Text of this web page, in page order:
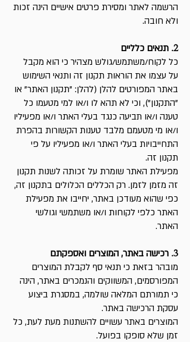
הרשמה לאתר ומסירת פרטים אישיים הינה זכות
ולא חובה.
2. ​ תנאים כלליים
כל לקוח/משתמש/גולש מצהיר כי הוא מקבל
על עצמו את הוראות תקנון זה ותנאי השימוש
באתר המפורטים להלן (להלן: "תקנון האתר" או
"התקנון"), וכי לא תהא לו ו/או למי מטעמו כל
טענה ו/או תביעה כנגד בעלי האתר ו/או מפעיליו
ו/או מי מטעמם מלבד טענות הקשורות בהפרת
התחייבויות בעלי האתר ו/או מפעיליו על פי
תקנון זה.
מפעילת האתר שומרת על זכותה לשנות תקנון
זה מזמן לזמן. רק הכללים הכלולים בתקנון זה,
כפי שהוא מעודכן באתר, יחייבו את מפעילת
האתר כלפי לקוחות ו/או משתמשי וגולשי
האתר.
3. רכישה באתר, המוצרים ואספקתם
מובהר בזאת כי תנאי סף לקבלת המוצרים
המפורסמים, המשווקים והנמכרים באתר, הינה
כי תמורתם המלאה שולמה, במסגרת ביצוע
עסקת הרכישה באתר.
המוצרים באתר עשויים להשתנות מעת לעת, כל
זמן שלא סופקו בפועל.